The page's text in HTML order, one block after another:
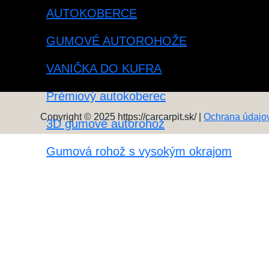
AUTOKOBERCE
GUMOVÉ AUTOROHOŽE
VANIČKA DO KUFRA
Prémiový autokoberec
3D gumové autorohož
Gumová rohož s vysokým okrajom
Copyright © 2025 https://carcarpit.sk/ |Ochrana